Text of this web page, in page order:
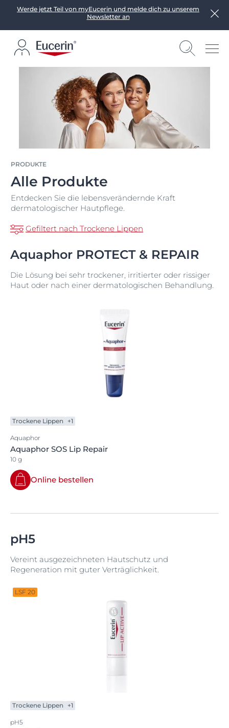
Werde jetzt Teil von myEucerin und melde dich zu unserem
Newsletter an
PRODUKTE
Alle Produkte
Entdecken Sie die lebensverändernde Kraft
dermatologischer Hautpflege.
Gefiltert nach Trockene Lippen
Aquaphor PROTECT & REPAIR
Die Lösung bei sehr trockener, irritierter oder rissiger
Haut oder nach einer dermatologischen Behandlung.
Trockene Lippen +1
Aquaphor
Aquaphor SOS Lip Repair
10 g
Online bestellen
pH5
Vereint ausgezeichneten Hautschutz und
Regeneration mit guter Verträglichkeit.
LSF 20
Trockene Lippen +1
pH5